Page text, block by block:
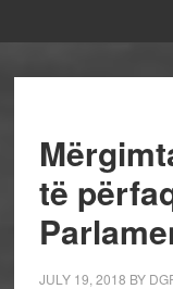
të
JULY 19, 2018 BY